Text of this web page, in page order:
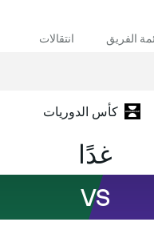
الفريق انتقالات
كأس الدوريات
غدًا
VS